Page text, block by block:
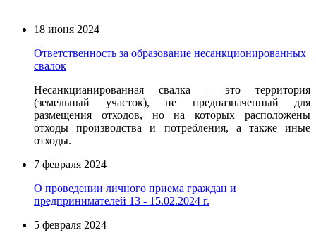
18 июня 2024
Ответственность за образование несанкционированных
свалок
Несанкцианированная свалка – это территория
(земельный участок), не предназначенный для
размещения отходов, но на которых расположены
отходы производства и потребления, а также иные
отходы.
7 февраля 2024
О проведении личного приема граждан и
предпринимателей 13 - 15.02.2024 г.
5 февраля 2024